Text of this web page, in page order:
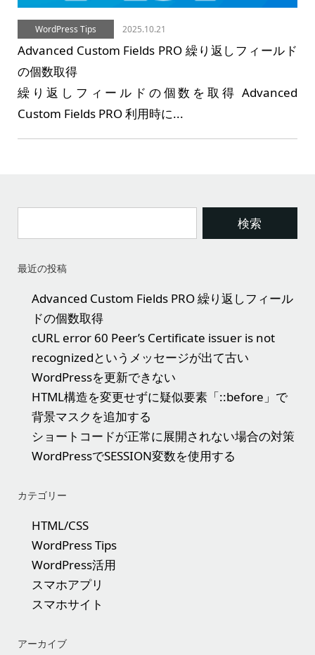
WordPress Tips 2025.10.21
Advanced Custom Fields PRO 繰り返しフィールド
の個数取得
繰り返しフィールドの個数を取得 Advanced
Custom Fields PRO 利用時に...
最近の投稿
Advanced Custom Fields PRO 繰り返しフィール
ドの個数取得
cURL error 60 Peer’s Certificate issuer is not
recognizedというメッセージが出て古い
WordPressを更新できない
HTML構造を変更せずに疑似要素「::before」で
背景マスクを追加する
ショートコードが正常に展開されない場合の対策
WordPressでSESSION変数を使用する
カテゴリー
HTML/CSS
WordPress Tips
WordPress活用
スマホアプリ
スマホサイト
アーカイブ